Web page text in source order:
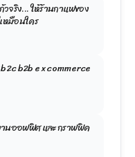
จริง... ให้ร้านกาแฟของ
มือนใคร
นออฟฟิศ และ กราฟฟิค